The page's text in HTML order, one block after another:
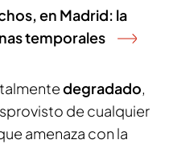
en Madrid: la
temporales
degradado,
de cualquier
amenaza con la